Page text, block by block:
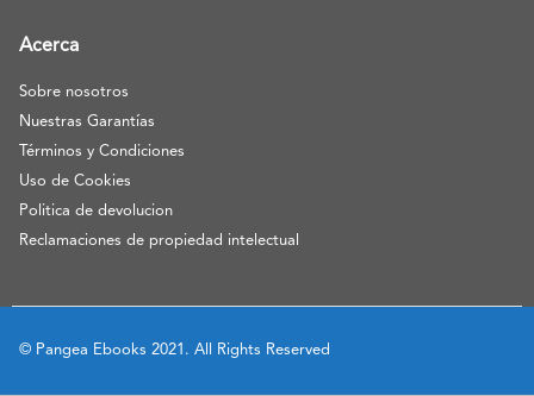
Acerca
Sobre nosotros
Nuestras Garantías
Términos y Condiciones
Uso de Cookies
Politica de devolucion
Reclamaciones de propiedad intelectual
© Pangea Ebooks 2021. All Rights Reserved